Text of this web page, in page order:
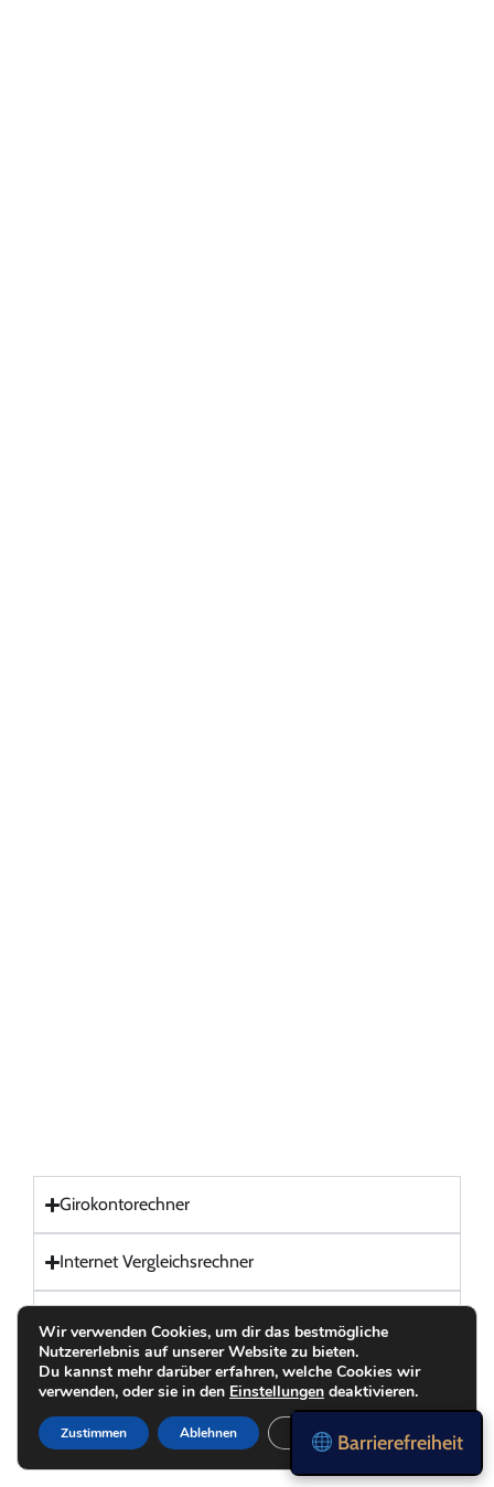
Girokontorechner
Internet Vergleichsrechner
Gas Vergleichsrechner
Barrierefreiheit
Wir verwenden Cookies, um dir das bestmögliche
Nutzererlebnis auf unserer Website zu bieten.
Du kannst mehr darüber erfahren, welche Cookies wir
verwenden, oder sie in den Einstellungen deaktivieren.
Zustimmen Ablehnen Einstellungen